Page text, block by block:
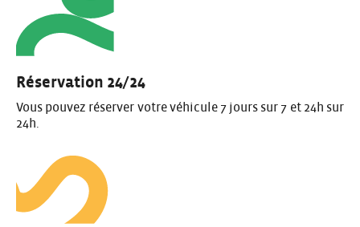
Réservation 24/24
Vous pouvez réserver votre véhicule 7 jours sur 7 et 24h sur
24h.